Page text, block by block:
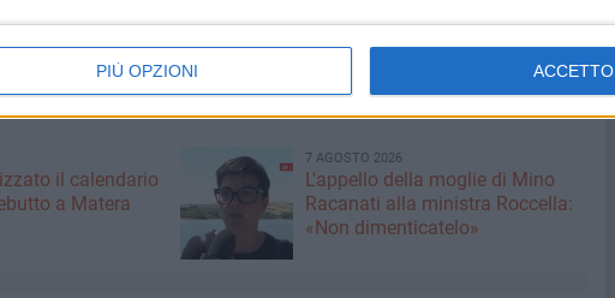
PIÙ OPZIONI ACCETTO
e una
il calendario
a Matera
7 AGOSTO 2026
L'appello della moglie di Mino
Racanati alla ministra Roccella:
«Non dimenticatelo»